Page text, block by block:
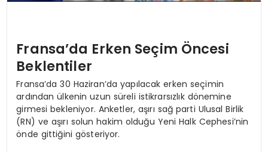
Fransa’da Erken Seçim Öncesi
Beklentiler
Fransa’da 30 Haziran’da yapılacak erken seçimin
ardından ülkenin uzun süreli istikrarsızlık dönemine
girmesi bekleniyor. Anketler, aşırı sağ parti Ulusal Birlik
(RN) ve aşırı solun hakim olduğu Yeni Halk Cephesi’nin
önde gittiğini gösteriyor.